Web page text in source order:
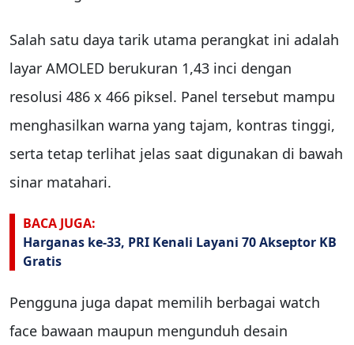
Salah satu daya tarik utama perangkat ini adalah
layar AMOLED berukuran 1,43 inci dengan
resolusi 486 x 466 piksel. Panel tersebut mampu
menghasilkan warna yang tajam, kontras tinggi,
serta tetap terlihat jelas saat digunakan di bawah
sinar matahari.
BACA JUGA:
Harganas ke-33, PRI Kenali Layani 70 Akseptor KB
Gratis
Pengguna juga dapat memilih berbagai watch
face bawaan maupun mengunduh desain